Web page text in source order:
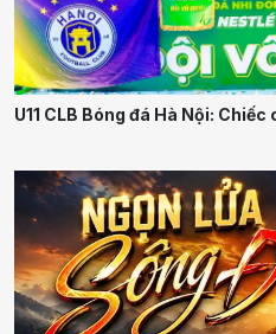
U11 CLB Bóng đá Hà Nội: